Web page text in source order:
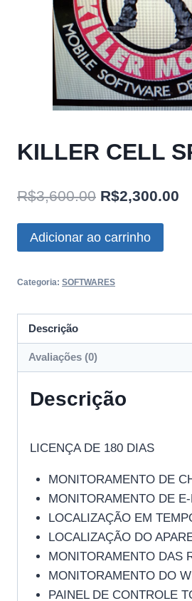
KILLER CELL
R$3,600.00 O
preço
original
R$3,600.00.
R$2,300.00
KILLER
CELL
quantidade
Adicionar ao carrinho
Categoria: SOFTWARES
Descrição
Avaliações (0)
Descrição
LICENÇA DE 180 DIAS
MONITORAMENTO DE
MONITORAMENTO DE
LOCALIZAÇÃO EM
LOCALIZAÇÃO DO
MONITORAMENTO DAS
MONITORAMENTO DO
PAINEL DE CONTROLE